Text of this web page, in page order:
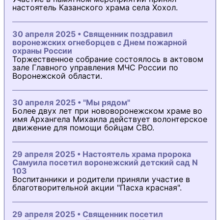
настоятель Казанского храма села Хохол.
30 апреля 2025 • Священник поздравил
воронежских огнеборцев с Днем пожарной
охраны России
Торжественное собрание состоялось в актовом
зале Главного управления МЧС России по
Воронежской области.
30 апреля 2025 • "Мы рядом"
Более двух лет при нововоронежском храме во
имя Архангела Михаила действует волонтерское
движение для помощи бойцам СВО.
29 апреля 2025 • Настоятель храма пророка
Самуила посетил воронежский детский сад N
103
Воспитанники и родители приняли участие в
благотворительной акции "Пасха красная".
29 апреля 2025 • Священник посетил